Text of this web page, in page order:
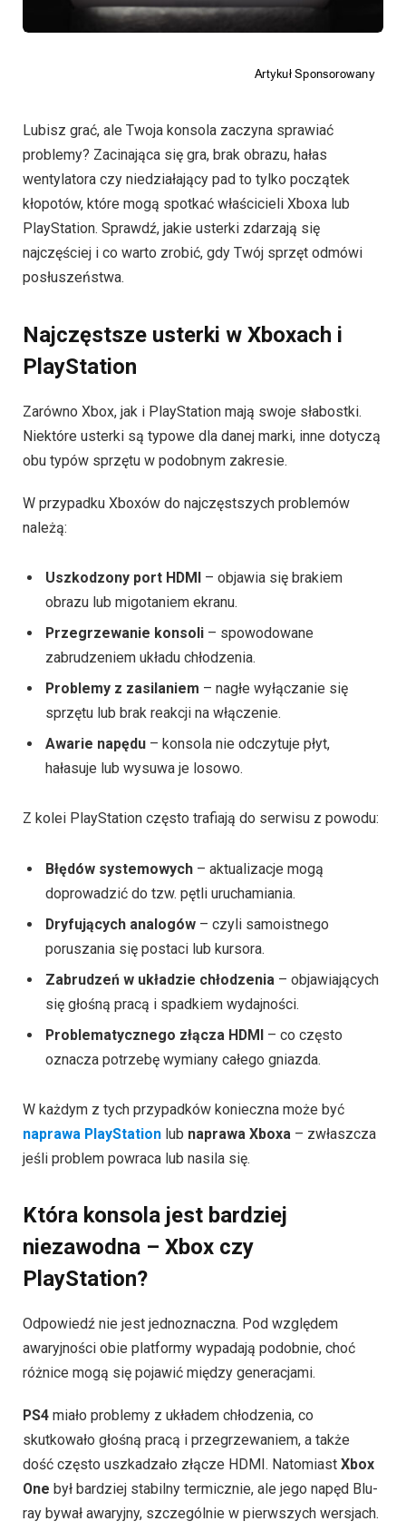
Lubisz grać, ale Twoja konsola zaczyna sprawiać
problemy? Zacinająca się gra, brak obrazu, hałas
wentylatora czy niedziałający pad to tylko początek
kłopotów, które mogą spotkać właścicieli Xboxa lub
PlayStation. Sprawdź, jakie usterki zdarzają się
najczęściej i co warto zrobić, gdy Twój sprzęt odmówi
posłuszeństwa.
Najczęstsze usterki w Xboxach i
PlayStation
Zarówno Xbox, jak i PlayStation mają swoje słabostki.
Niektóre usterki są typowe dla danej marki, inne dotyczą
obu typów sprzętu w podobnym zakresie.
W przypadku Xboxów do najczęstszych problemów
należą:
Uszkodzony port HDMI
– objawia się brakiem
obrazu lub migotaniem ekranu.
Przegrzewanie konsoli – spowodowane
zabrudzeniem układu chłodzenia.
Problemy z zasilaniem – nagłe wyłączanie się
sprzętu lub brak reakcji na włączenie.
Awarie napędu – konsola nie odczytuje płyt,
hałasuje lub wysuwa je losowo.
Z kolei PlayStation często trafiają do serwisu z powodu:
Błędów systemowych – aktualizacje mogą
doprowadzić do tzw. pętli uruchamiania.
Dryfujących analogów – czyli samoistnego
poruszania się postaci lub kursora.
Zabrudzeń w układzie chłodzenia – objawiających
się głośną pracą i spadkiem wydajności.
Problematycznego złącza HDMI – co często
oznacza potrzebę wymiany całego gniazda.
W każdym z tych przypadków konieczna może być
naprawa PlayStation lub naprawa Xboxa – zwłaszcza
jeśli problem powraca lub nasila się.
Która konsola jest bardziej
niezawodna – Xbox czy
PlayStation?
Odpowiedź nie jest jednoznaczna. Pod względem
awaryjności obie platformy wypadają podobnie, choć
różnice mogą się pojawić między generacjami.
PS4 miało problemy z układem chłodzenia, co
skutkowało głośną pracą i przegrzewaniem, a także
dość często uszkadzało złącze HDMI. Natomiast Xbox
One był bardziej stabilny termicznie, ale jego napęd Blu-
ray bywał awaryjny, szczególnie w pierwszych wersjach.